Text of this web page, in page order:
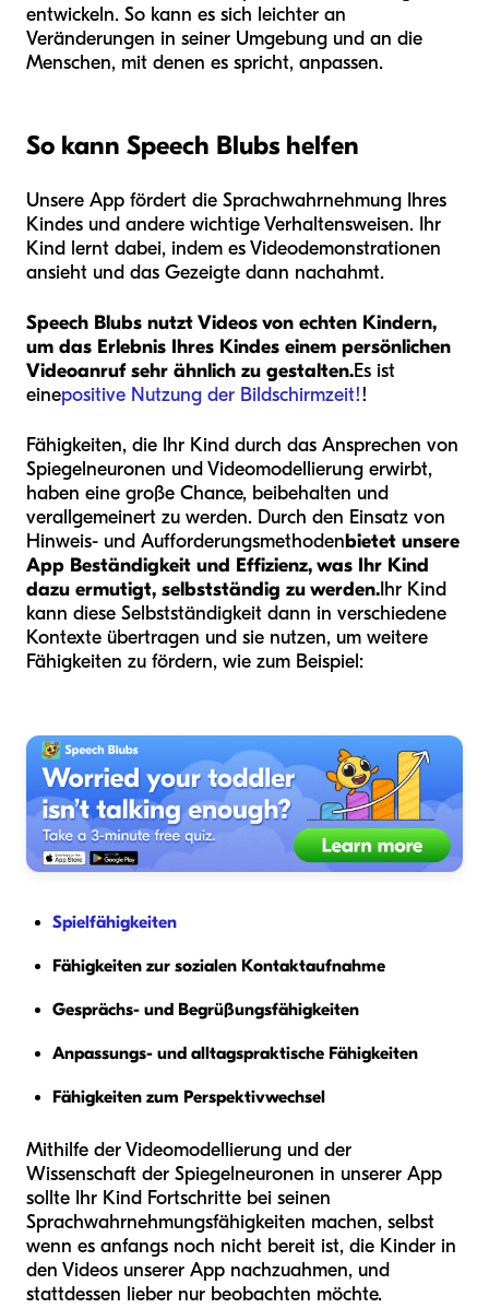
entwickeln. So kann es sich leichter an
Veränderungen in seiner Umgebung und an die
Menschen, mit denen es spricht, anpassen.
So kann Speech Blubs helfen
Unsere App fördert die Sprachwahrnehmung Ihres
Kindes und andere wichtige Verhaltensweisen. Ihr
Kind lernt dabei, indem es Videodemonstrationen
ansieht und das Gezeigte dann nachahmt.
Speech Blubs nutzt Videos von echten Kindern,
um das Erlebnis Ihres Kindes einem persönlichen
Videoanruf sehr ähnlich zu gestalten.Es ist
einepositive Nutzung der Bildschirmzeit!!
Fähigkeiten, die Ihr Kind durch das Ansprechen von
Spiegelneuronen und Videomodellierung erwirbt,
haben eine große Chance, beibehalten und
verallgemeinert zu werden. Durch den Einsatz von
Hinweis- und Aufforderungsmethodenbietet unsere
App Beständigkeit und Effizienz, was Ihr Kind
dazu ermutigt, selbstständig zu werden.Ihr Kind
kann diese Selbstständigkeit dann in verschiedene
Kontexte übertragen und sie nutzen, um weitere
Fähigkeiten zu fördern, wie zum Beispiel:
Spielfähigkeiten
Fähigkeiten zur sozialen Kontaktaufnahme
Gesprächs- und Begrüßungsfähigkeiten
Anpassungs- und alltagspraktische Fähigkeiten
Fähigkeiten zum Perspektivwechsel
Mithilfe der Videomodellierung und der
Wissenschaft der Spiegelneuronen in unserer App
sollte Ihr Kind Fortschritte bei seinen
Sprachwahrnehmungsfähigkeiten machen, selbst
wenn es anfangs noch nicht bereit ist, die Kinder in
den Videos unserer App nachzuahmen, und
stattdessen lieber nur beobachten möchte.